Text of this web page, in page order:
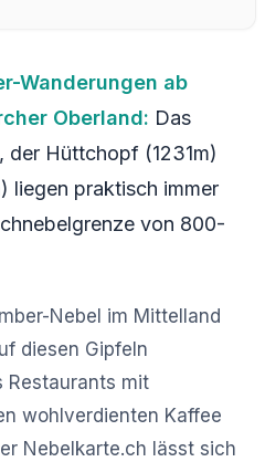
Wanderungen ab
Oberland: Das
der Hüttchopf (1231m)
liegen praktisch immer
von 800-
Nebel im Mittelland
diesen Gipfeln
Restaurants mit
wohlverdienten Kaffee
Nebelkarte.ch lässt sich